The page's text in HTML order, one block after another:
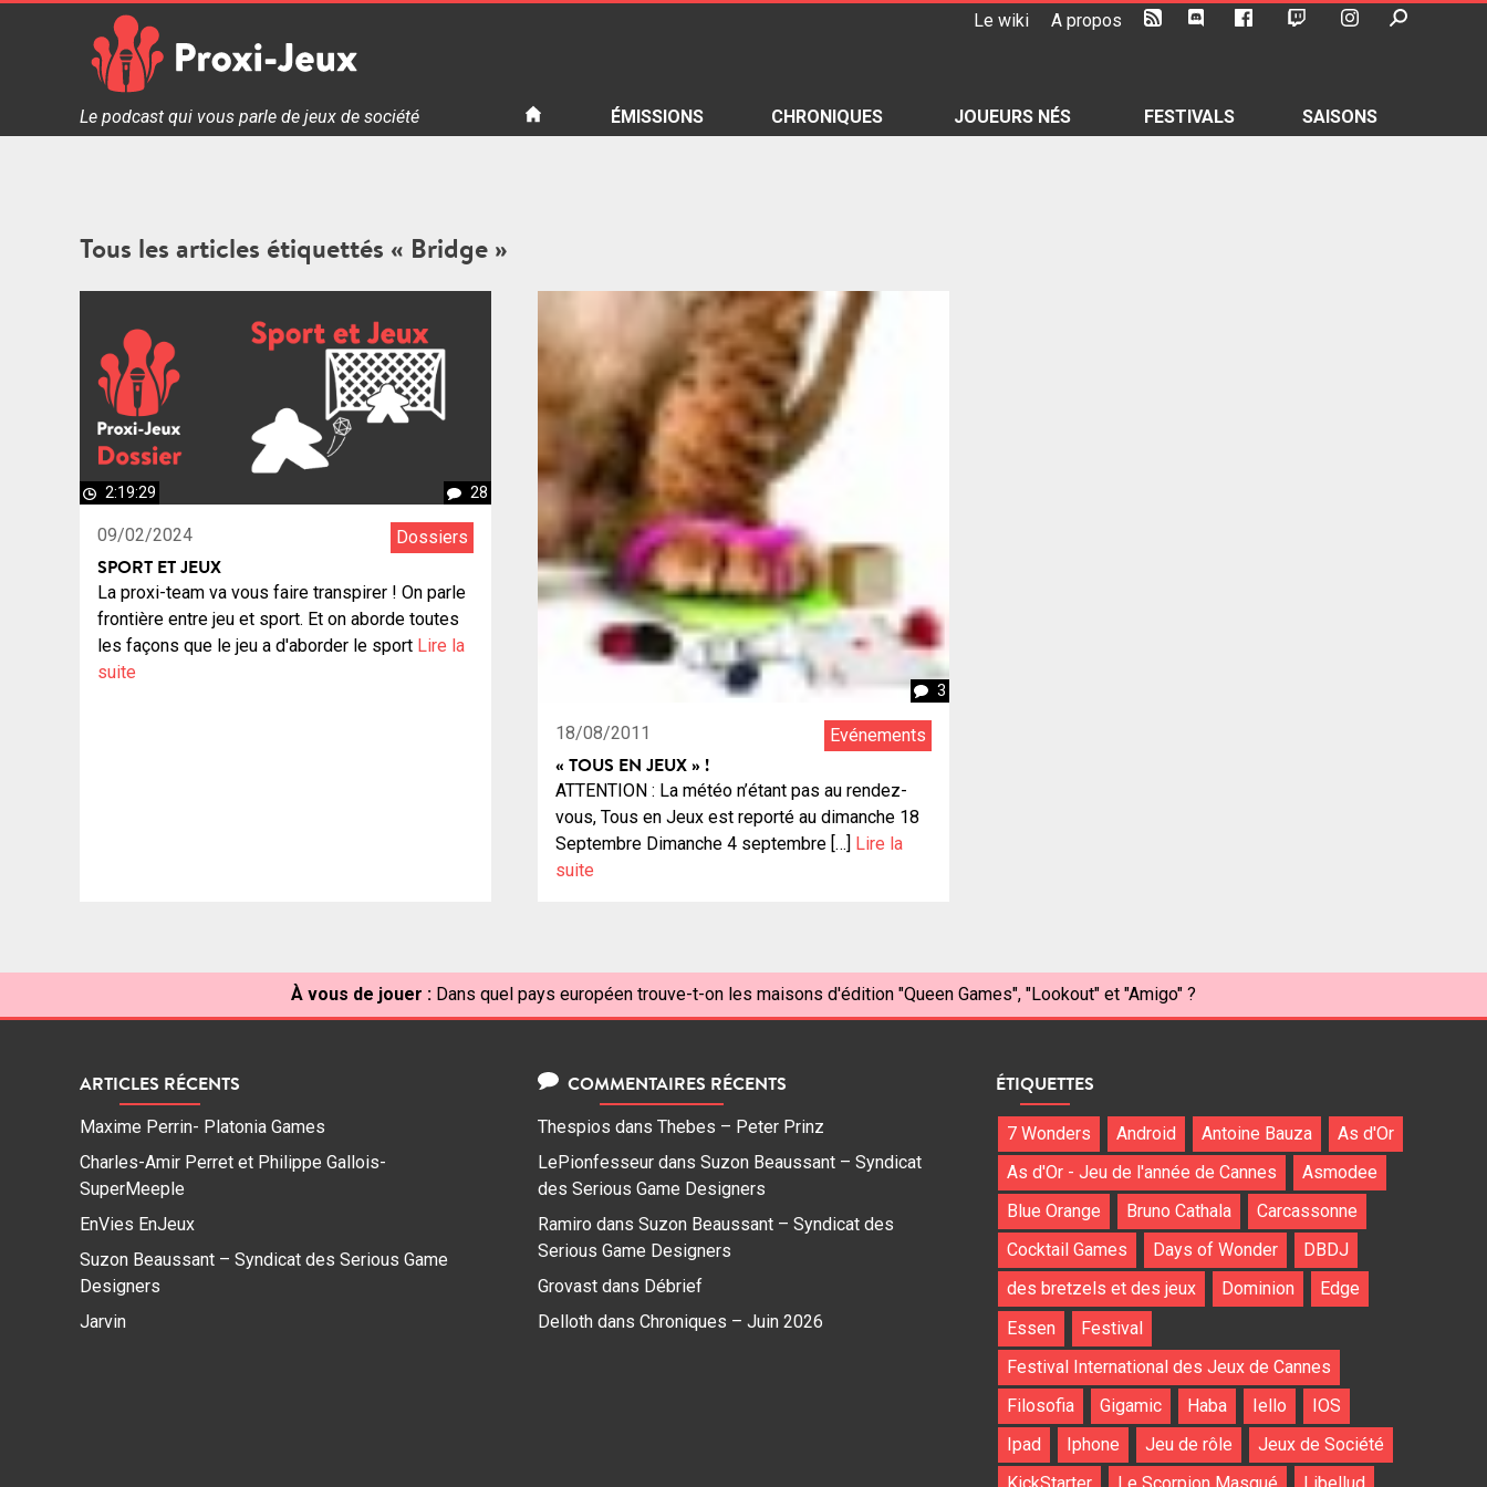
Le wiki A propos
Proxi Jeux - Le podcast qui vous parle de jeux de société
Le podcast qui vous parle de jeux de société ÉMISSIONS CHRONIQUES JOUEURS NÉS FESTIVALS SAISONS
Tous les articles étiquettés « Bridge »
2:19:29 28
09/02/2024 Dossiers
SPORT ET JEUX
La proxi-team va vous faire transpirer ! On parle
frontière entre jeu et sport. Et on aborde toutes
les façons que le jeu a d'aborder le sport Lire la
suite
3
18/08/2011 Evénements
« TOUS EN JEUX » !
ATTENTION : La météo n’étant pas au rendez-
vous, Tous en Jeux est reporté au dimanche 18
Septembre Dimanche 4 septembre […] Lire la
suite
À vous de jouer : Dans quel pays européen trouve-t-on les maisons d'édition "Queen Games", "Lookout" et "Amigo" ?
ARTICLES RÉCENTS
Maxime Perrin- Platonia Games
Charles-Amir Perret et Philippe Gallois-
SuperMeeple
EnVies EnJeux
Suzon Beaussant – Syndicat des Serious Game
Designers
Jarvin
COMMENTAIRES RÉCENTS
Thespios dans Thebes – Peter Prinz
LePionfesseur dans Suzon Beaussant – Syndicat
des Serious Game Designers
Ramiro dans Suzon Beaussant – Syndicat des
Serious Game Designers
Grovast dans Débrief
Delloth dans Chroniques – Juin 2026
ÉTIQUETTES
7 Wonders Android Antoine Bauza
As d'Or
As d'Or - Jeu de l'année de Cannes
Asmodee
Blue Orange
Bruno Cathala
Carcassonne
Cocktail Games
Days of Wonder
DBDJ
des bretzels et des jeux
Dominion
Edge
Essen
Festival
Festival International des Jeux de Cannes
Filosofia
Gigamic Haba Iello
IOS
Ipad
Iphone Jeu de rôle
Jeux de Société